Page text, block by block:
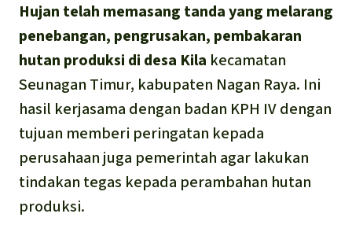
Minyak Sawit
Semen
Kayu tropis
Peternakan masal
Português
Hujan telah memasang tanda yang melarang
penebangan, pengrusakan, pembakaran
hutan produksi di desa Kila kecamatan
Seunagan Timur, kabupaten Nagan Raya. Ini
hasil kerjasama dengan badan KPH IV dengan
tujuan memberi peringatan kepada
perusahaan juga pemerintah agar lakukan
tindakan tegas kepada perambahan hutan
produksi.